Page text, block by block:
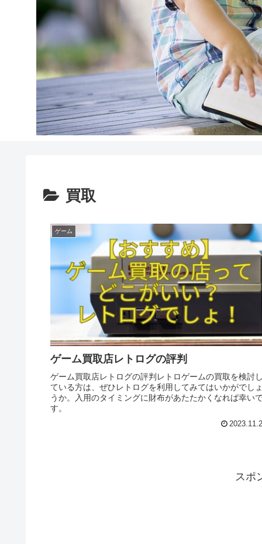
買取
ゲーム
ゲーム買取店レトログの評判
ゲーム買取店レトログの評判レトロゲームの買取を検討し
ている方は、ぜひレトログを利用してみてはいかがでしょ
うか。入用のタイミングに財布があたたかくなれば幸い
す。
スポ